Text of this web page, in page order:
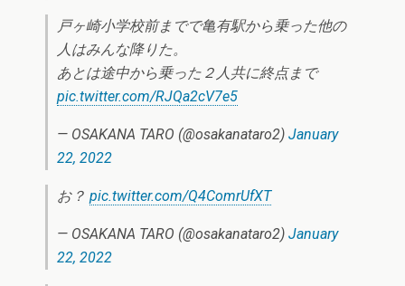
戸ヶ崎小学校前までで亀有駅から乗った他の
人はみんな降りた。
あとは途中から乗った２人共に終点まで
pic.twitter.com/RJQa2cV7e5
— OSAKANA TARO (@osakanataro2) January
22, 2022
お？ pic.twitter.com/Q4ComrUfXT
— OSAKANA TARO (@osakanataro2) January
22, 2022